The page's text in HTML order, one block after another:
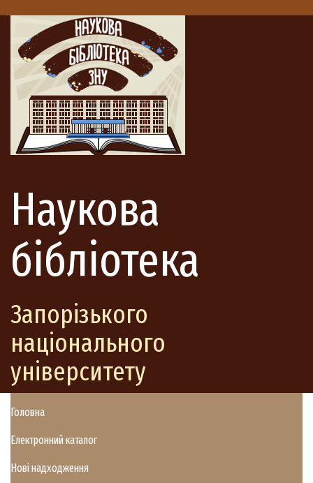
Наукова
бібліотека
Запорізького
національного
університету
Головна
Електронний каталог
Нові надходження